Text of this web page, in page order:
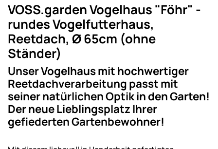
VOSS.garden Vogelhaus "Föhr" -
rundes Vogelfutterhaus,
Reetdach, Ø 65cm (ohne
Ständer)
Unser Vogelhaus mit hochwertiger
Reetdachverarbeitung passt mit
seiner natürlichen Optik in den Garten!
Der neue Lieblingsplatz Ihrer
gefiederten Gartenbewohner!